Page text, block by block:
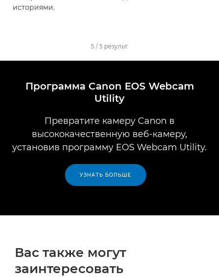
историями.
5/ 5 результ.
Программа Canon EOS Webcam
Utility
Превратите камеру Canon в
высококачественную веб-камеру,
установив программу EOS Webcam Utility.
УЗНАТЬ БОЛЬШЕ
Вас также могут
заинтересовать